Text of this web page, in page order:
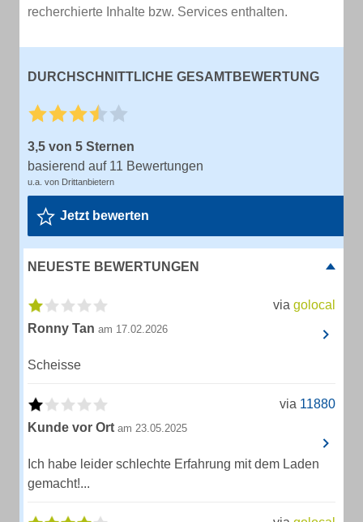
recherchierte Inhalte bzw. Services enthalten.
DURCHSCHNITTLICHE GESAMTBEWERTUNG
3,5 von 5 Sternen
basierend auf 11 Bewertungen
u.a. von Drittanbietern
Jetzt bewerten
NEUESTE BEWERTUNGEN
via golocal
Ronny Tan am 17.02.2026
Scheisse
via 11880
Kunde vor Ort am 23.05.2025
Ich habe leider schlechte Erfahrung mit dem Laden
gemacht!...